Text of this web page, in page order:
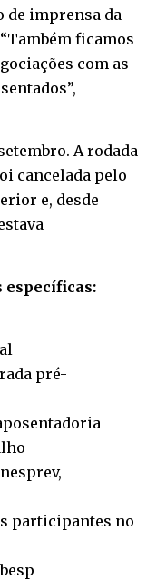
de imprensa da
ficamos
com as
A rodada
cancelada pelo
e, desde
específicas:
pré-
participantes no